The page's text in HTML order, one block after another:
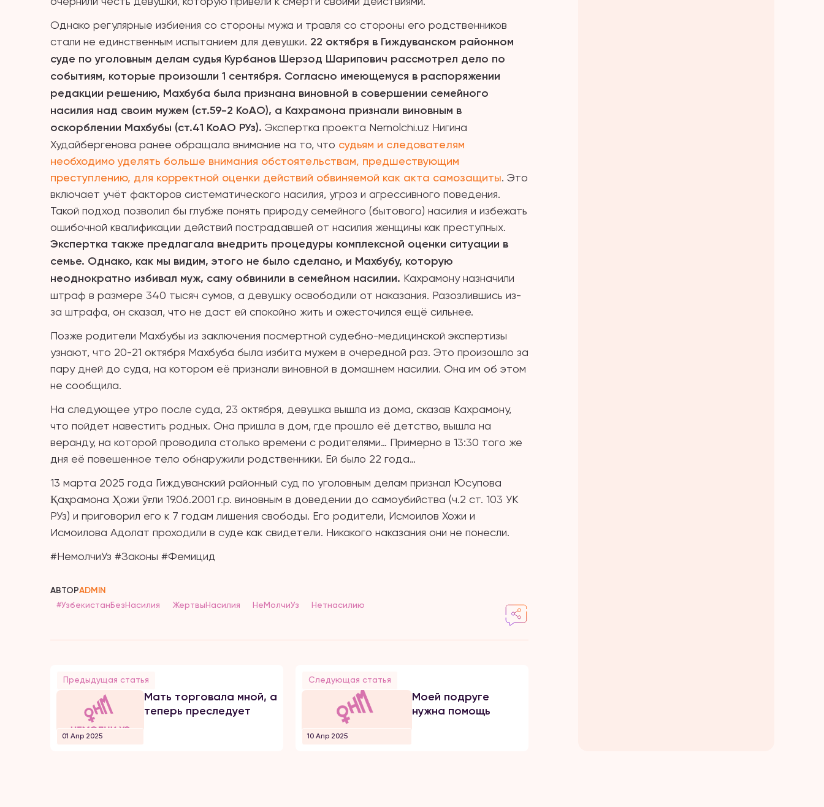
Однако регулярные избиения со стороны мужа и травля со стороны его родственников
стали не единственным испытанием для девушки. 22 октября в Гиждуванском районном
суде по уголовным делам судья Курбанов Шерзод Шарипович рассмотрел дело по
событиям, которые произошли 1 сентября. Согласно имеющемуся в распоряжении
редакции решению, Махбуба была признана виновной в совершении семейного
насилия над своим мужем (ст.59-2 КоАО), а Кахрамона признали виновным в
оскорблении Махбубы (ст.41 КоАО РУз). Экспертка проекта Nemolchi.uz Нигина
Худайбергенова ранее обращала внимание на то, что судьям и следователям
необходимо уделять больше внимания обстоятельствам, предшествующим
преступлению, для корректной оценки действий обвиняемой как акта самозащиты. Это
включает учёт факторов систематического насилия, угроз и агрессивного поведения.
Такой подход позволил бы глубже понять природу семейного (бытового) насилия и избежать
ошибочной квалификации действий пострадавшей от насилия женщины как преступных.
Экспертка также предлагала внедрить процедуры комплексной оценки ситуации в
семье. Однако, как мы видим, этого не было сделано, и Махбубу, которую
неоднократно избивал муж, саму обвинили в семейном насилии. Кахрамону назначили
штраф в размере 340 тысяч сумов, а девушку освободили от наказания. Разозлившись из-
за штрафа, он сказал, что не даст ей спокойно жить и ожесточился ещё сильнее.
Позже родители Махбубы из заключения посмертной судебно-медицинской экспертизы
узнают, что 20-21 октября Махбуба была избита мужем в очередной раз. Это произошло за
пару дней до суда, на котором её признали виновной в домашнем насилии. Она им об этом
не сообщила.
На следующее утро после суда, 23 октября, девушка вышла из дома, сказав Кахрамону,
что пойдет навестить родных. Она пришла в дом, где прошло её детство, вышла на
веранду, на которой проводила столько времени с родителями… Примерно в 13:30 того же
дня её повешенное тело обнаружили родственники. Ей было 22 года…
13 марта 2025 года Гиждуванский районный суд по уголовным делам признал Юсупова
Қаҳрамона Ҳожи ўғли 19.06.2001 г.р. виновным в доведении до самоубийства (ч.2 ст. 103 УК
РУз) и приговорил его к 7 годам лишения свободы. Его родители, Исмоилов Хожи и
Исмоилова Адолат проходили в суде как свидетели. Никакого наказания они не понесли.
#НемолчиУз #Законы #Фемицид
АВТОРADMIN
#УзбекистанБезНасилия ЖертвыНасилия НеМолчиУз Нетнасилию
Предыдущая статья
01 Апр 2025
Мать торговала мной, а
теперь преследует
Следующая статья
10 Апр 2025
Моей подруге
нужна помощь